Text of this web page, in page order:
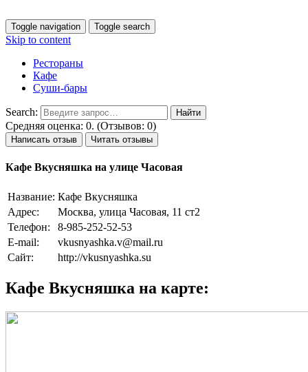
Toggle navigation Toggle search
Skip to content
Рестораны
Кафе
Суши-бары
Search:
Средняя оценка: 0. (Отзывов: 0)
Написать отзыв Читать отзывы
Кафе Вкусняшка на улице Часовая
Название: Кафе Вкусняшка
Адрес:
Москва, улица Часовая, 11 ст2
Телефон:
8-985-252-52-53
E-mail:
vkusnyashka.v@mail.ru
Сайт:
http://vkusnyashka.su
Кафе Вкусняшка на карте: